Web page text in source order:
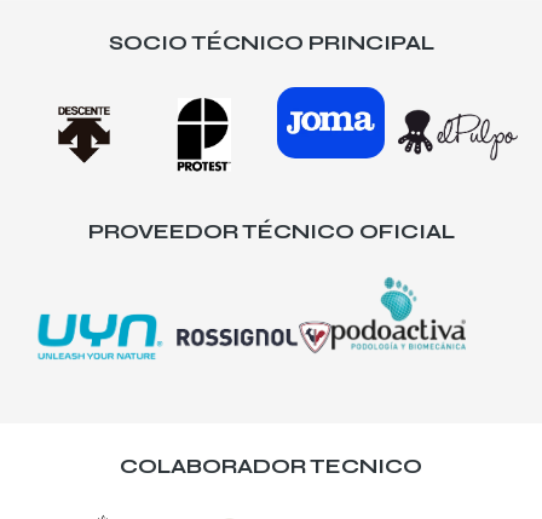
SOCIO TÉCNICO PRINCIPAL
PROVEEDOR TÉCNICO OFICIAL
COLABORADOR TECNICO